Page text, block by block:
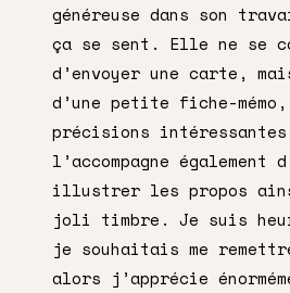
généreuse dans son
ça se sent. Elle ne se
d’envoyer une carte,
d’une petite fiche-mémo,
précisions
l’accompagne également
illustrer les propos
joli timbre. Je suis
je souhaitais me
alors j’apprécie